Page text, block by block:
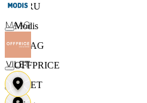
ECRU
MAAG
VILET
Modis
OFFPRICE